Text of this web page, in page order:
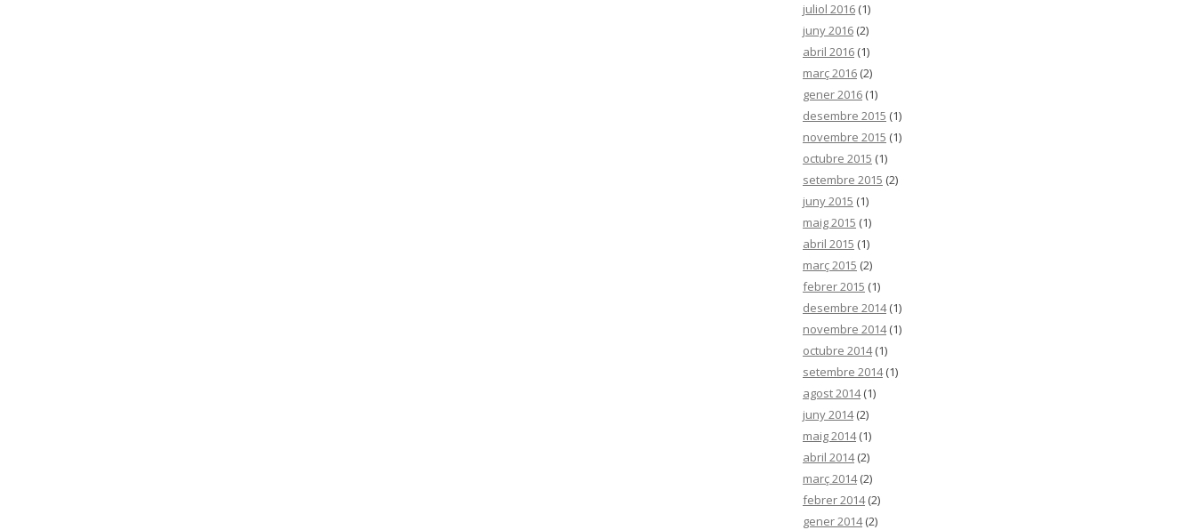
juliol 2016 (1)
juny 2016 (2)
abril 2016 (1)
març 2016 (2)
gener 2016 (1)
desembre 2015 (1)
novembre 2015 (1)
octubre 2015 (1)
setembre 2015 (2)
juny 2015 (1)
maig 2015 (1)
abril 2015 (1)
març 2015 (2)
febrer 2015 (1)
desembre 2014(1)
novembre 2014(1)
octubre 2014(1)
setembre 2014(1)
agost 2014(1)
juny 2014(2)
maig 2014(1)
abril 2014(2)
març 2014(2)
febrer 2014(2)
gener 2014(2)